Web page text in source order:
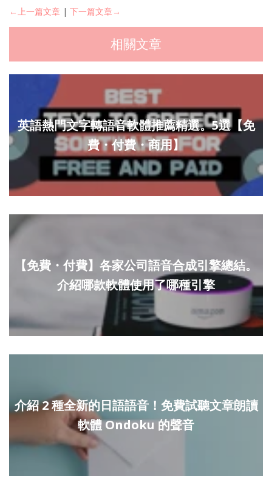
←上一篇文章 | 下一篇文章→
相關文章
英語熱門文字轉語音軟體推薦精選。5選【免
費・付費・商用】
【免費・付費】各家公司語音合成引擎總結。
介紹哪款軟體使用了哪種引擎
介紹 2 種全新的日語語音！免費試聽文章朗讀
軟體 Ondoku 的聲音